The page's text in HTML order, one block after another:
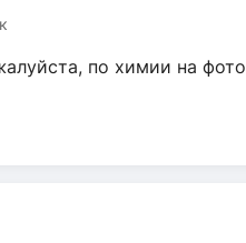
по химии на фото